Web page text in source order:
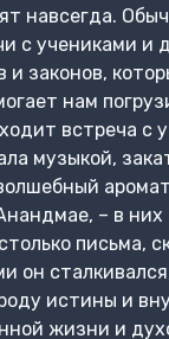
навсегда.
с учениками и
законов,
нам
встреча
музыкой,
– в
письма,
он
истины и
жизни и